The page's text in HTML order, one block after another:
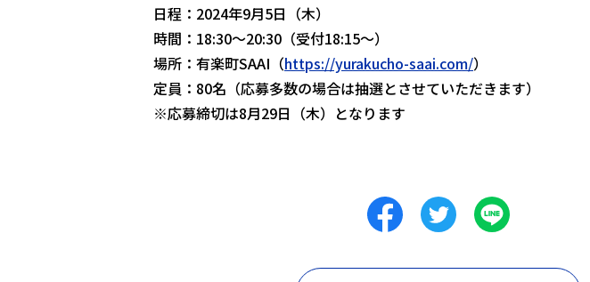
日程：2024年9月5日（木）
時間：18:30〜20:30（受付18:15〜）
場所：有楽町SAAI（https://yurakucho-saai.com/）
定員：80名（応募多数の場合は抽選とさせていただきます）
※応募締切は8月29日（木）となります